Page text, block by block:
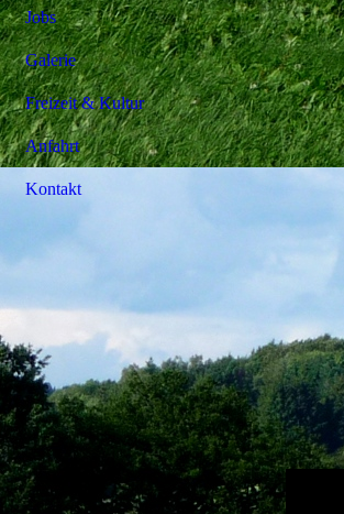
Jobs
Galerie
Freizeit & Kultur
Anfahrt
Kontakt